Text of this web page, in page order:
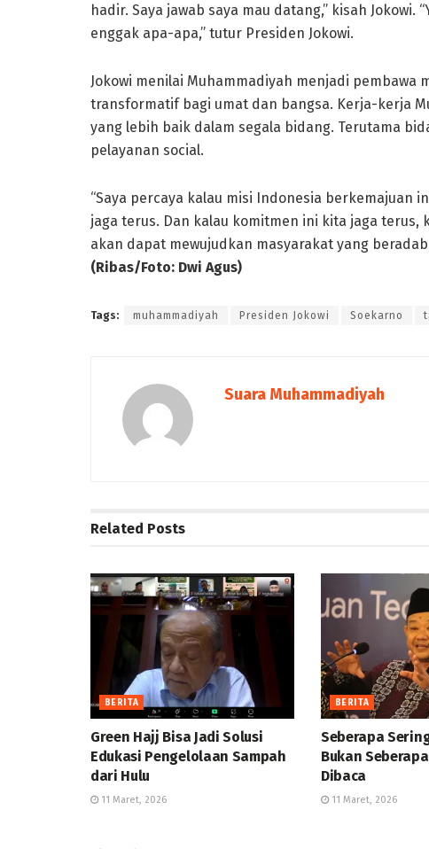
hadir. Saya jawab saya mau datang,” kisah
enggak apa-apa,” tutur Presiden Jokowi.
Jokowi menilai Muhammadiyah menjadi
transformatif bagi umat dan bangsa. Kerja-kerja
yang lebih baik dalam segala bidang. Terutama
pelayanan social.
“Saya percaya kalau misi Indonesia berkemajuan
jaga terus. Dan kalau komitmen ini kita jaga
akan dapat mewujudkan masyarakat yang
(Ribas/Foto: Dwi Agus)
Tags: muhammadiyah Presiden Jokowi Soekarno
Suara Muhammadiyah
Related Posts
BERITA
Green Hajj Bisa Jadi Solusi
Edukasi Pengelolaan Sampah
dari Hulu
11 Maret, 2026
BERITA
Seberapa
Bukan
Dibaca
11 Maret, 2026